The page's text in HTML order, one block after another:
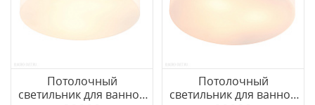
Потолочный
светильник для ванной
Потолочный
светильник для ванной